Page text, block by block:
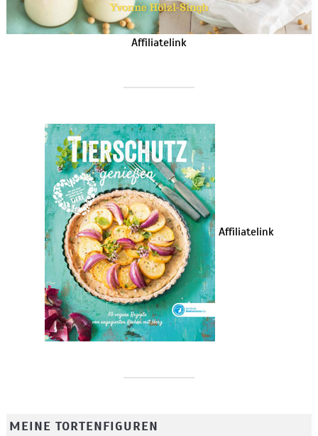
Affiliatelink
Affiliatelink
MEINE TORTENFIGUREN